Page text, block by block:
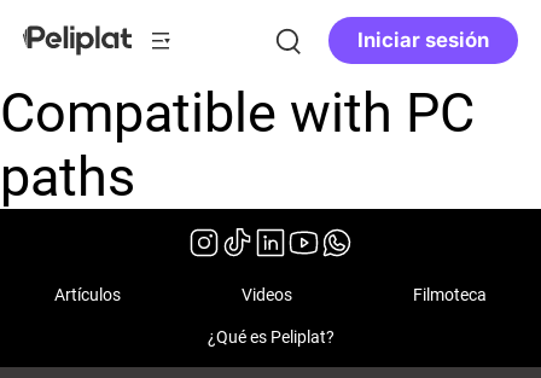
Iniciar sesión
Compatible with PC
paths
Artículos Videos Filmoteca
¿Qué es Peliplat?